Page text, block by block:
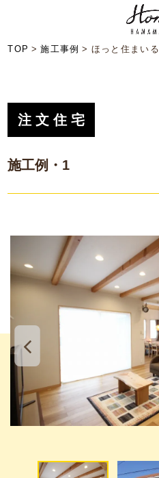
TOP 施工事例 ほっと住まいる
注文住宅
施工例・1